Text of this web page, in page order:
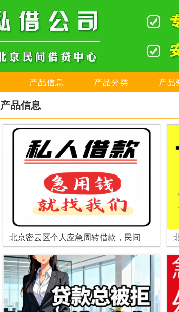
产品信息 产品分类 产品
产品信息
北京密云区个人应急周转借款，民间